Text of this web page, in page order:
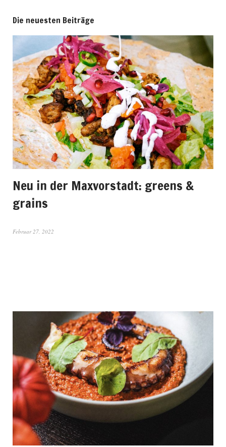
Die neuesten Beiträge
Neu in der Maxvorstadt: greens &
grains
Februar 27, 2022